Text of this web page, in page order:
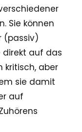
Sie können
(passiv)
direkt auf das
kritisch, aber
sie damit
auf